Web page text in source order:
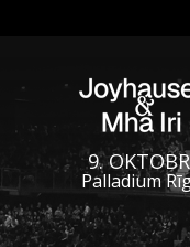
9.
Palladium